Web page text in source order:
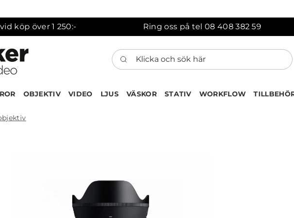
köp över 1 250:- Ring oss på tel 08 408 382 59
Klicka och sök här
OBJEKTIV VIDEO LJUS VÄSKOR STATIV WORKFLOW
Köps ofta tillsammans med